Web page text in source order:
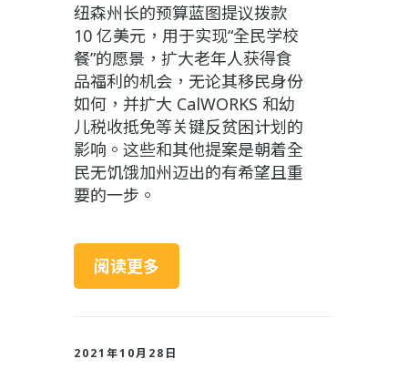
纽森州长的预算蓝图提议拨款
10 亿美元，用于实现“全民学校
餐”的愿景，扩大老年人获得食
品福利的机会，无论其移民身份
如何，并扩大 CalWORKS 和幼
儿税收抵免等关键反贫困计划的
影响。这些和其他提案是朝着全
民无饥饿加州迈出的有希望且重
要的一步。
阅读更多
2021年10月28日